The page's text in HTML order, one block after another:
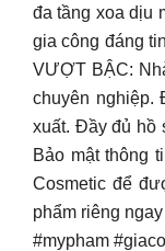
đa tầng xoa dịu
gia công đáng
VƯỢT BẬC:
chuyên nghiệp.
xuất. Đầy đủ hồ
Bảo mật thông
Cosmetic để
phẩm riêng
#mypham